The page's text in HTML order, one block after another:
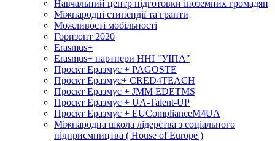
Навчальний центр підготовки іноземних громадян
Міжнародні стипендії та гранти
Можливості мобільності
Горизонт 2020
Erasmus+
Erasmus+ партнери ННІ "УІПА"
Проєкт Еразмус + PAGOSTE
Проєкт Еразмус+ CRED4TEACH
Проєкт Еразмус + JMM EDETMS
Проєкт Еразмус + UA-Talent-UP
Проєкт Еразмус + EUComplianceM4UA
Міжнародна школа лідерства з соціального
підприємництва ( House of Europe )